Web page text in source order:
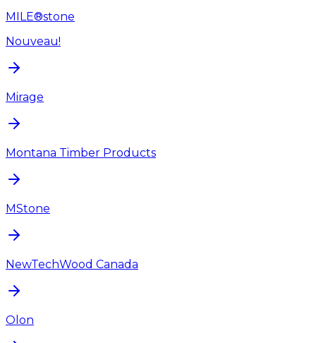
MILE®stone
Nouveau!
Mirage
Montana Timber Products
MStone
NewTechWood Canada
Olon